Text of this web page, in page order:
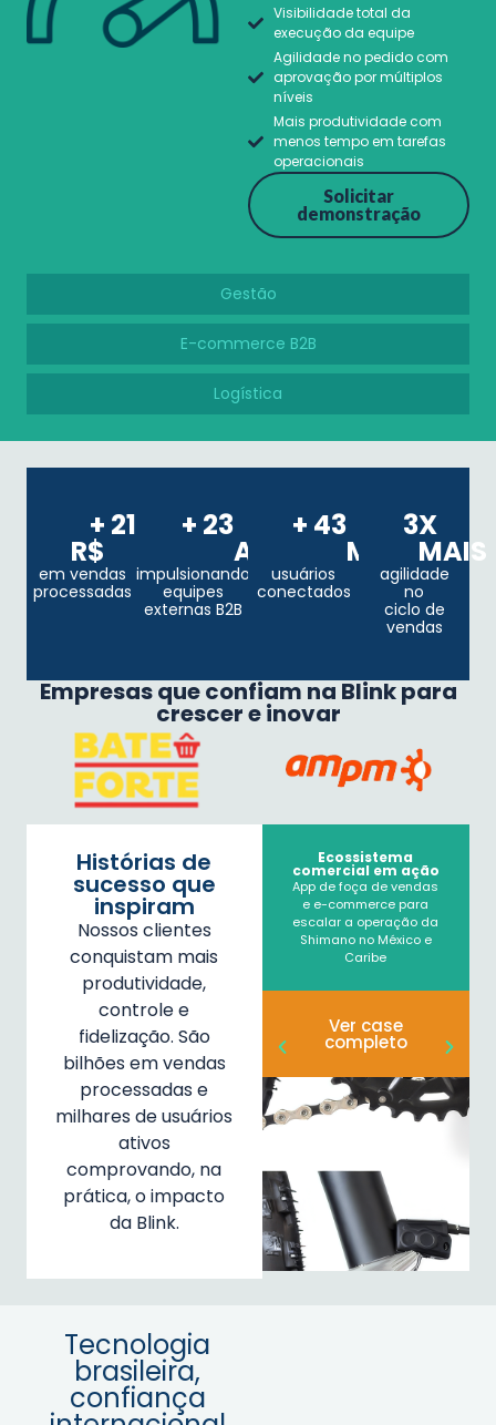
Gestão
E-commerce B2B
Logística
Visibilidade total da
execução da equipe
Agilidade no pedido com
aprovação por múltiplos
níveis
Mais produtividade com
menos tempo em tarefas
operacionais
Solicitar
demonstração
em vendas
processadas
+
R$
21
BILHÕES
impulsionando
equipes
externas B2B
+ 23
ANOS
usuários
conectados
+ 43
MIL
agilidade
no
ciclo de
vendas
3X
MAIS
Empresas que confiam na Blink para
crescer e inovar
Histórias de
sucesso que
inspiram
Nossos clientes
conquistam mais
produtividade,
controle e
fidelização. São
bilhões em vendas
processadas e
milhares de usuários
ativos
comprovando, na
prática, o impacto
da Blink.
a AMPM transformou
sua operação com
ganhos de
produtividade e
faturamento
Ver case
completo
Ecossistema
comercial em ação
App de foça de vendas
e e-commerce para
escalar a operação da
Shimano no México e
Caribe
Ver case
completo
Tecnologia
brasileira,
confiança